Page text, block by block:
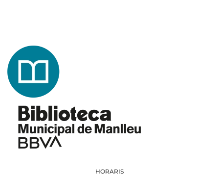
HORARIS